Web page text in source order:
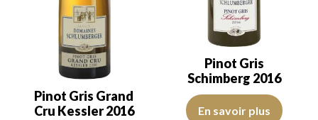
Pinot Gris Grand
Cru Kessler 2016
Pinot Gris
Schimberg 2016
La robe est jaune citron avec
En savoir plus